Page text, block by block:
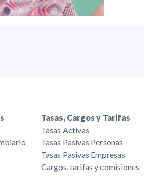
Tasas, Cargos y Tarifas
Tasas Activas
Tasas Pasivas Personas
Tasas Pasivas Empresas
Cargos, tarifas y comisiones